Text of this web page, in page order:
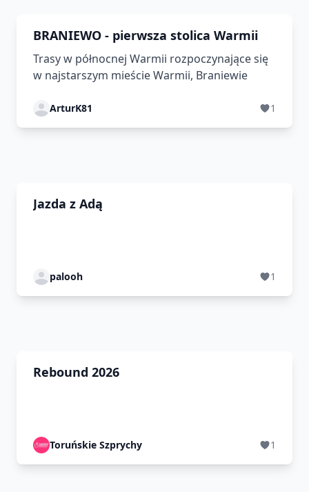
BRANIEWO - pierwsza stolica Warmii
Trasy w północnej Warmii rozpoczynające się
w najstarszym mieście Warmii, Braniewie
ArturK81 1
Jazda z Adą
palooh 1
Rebound 2026
Toruńskie Szprychy 1